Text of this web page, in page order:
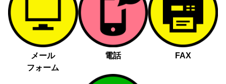
メール
フォーム
電話 FAX